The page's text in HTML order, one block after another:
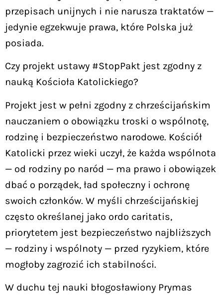
przepisach unijnych i nie narusza traktatów —
jedynie egzekwuje prawa, które Polska już
posiada.
Czy projekt ustawy #StopPakt jest zgodny z
nauką Kościoła Katolickiego?
Projekt jest w pełni zgodny z chrześcijańskim
nauczaniem o obowiązku troski o wspólnotę,
rodzinę i bezpieczeństwo narodowe. Kościół
Katolicki przez wieki uczył, że każda wspólnota
— od rodziny po naród — ma prawo i obowiązek
dbać o porządek, ład społeczny i ochronę
swoich członków. W myśli chrześcijańskiej
często określanej jako ordo caritatis,
priorytetem jest bezpieczeństwo najbliższych
— rodziny i wspólnoty — przed ryzykiem, które
mogłoby zagrozić ich stabilności.
W duchu tej nauki błogosławiony Prymas